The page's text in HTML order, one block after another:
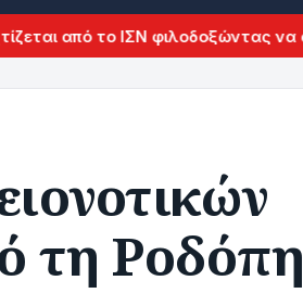
από το ΙΣΝ φιλοδοξώντας να
τη